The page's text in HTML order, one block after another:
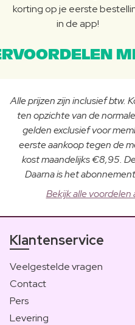
korting op je eerste
in de app!
Alle prijzen zijn inclusief btw.
ten opzichte van de
gelden exclusief voor
eerste aankoop tegen de
kost maandelijks €8,95.
Daarna is het
Bekijk alle voordelen
Klantenservice
Veelgestelde vragen
Contact
Pers
Levering